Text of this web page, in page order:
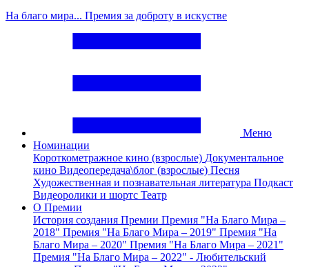
На благо мира... Премия за доброту в искустве
Меню
Номинации
Короткометражное кино (взрослые) Документальное
кино Видеопередача\блог (взрослые) Песня
Художественная и познавательная литература Подкаст
Видеоролики и шортс Театр
О Премии
История создания Премии Премия "На Благо Мира –
2018" Премия "На Благо Мира – 2019" Премия "На
Благо Мира – 2020" Премия "На Благо Мира – 2021"
Премия "На Благо Мира – 2022" - Любительский